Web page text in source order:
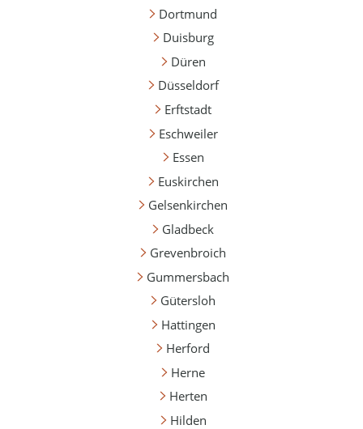
Dortmund
Duisburg
Düren
Düsseldorf
Erftstadt
Eschweiler
Essen
Euskirchen
Gelsenkirchen
Gladbeck
Grevenbroich
Gummersbach
Gütersloh
Hattingen
Herford
Herne
Herten
Hilden